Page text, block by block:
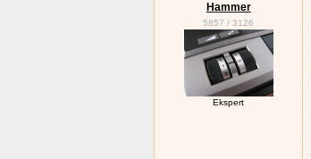
Hammer
5857 /3126
Ekspert